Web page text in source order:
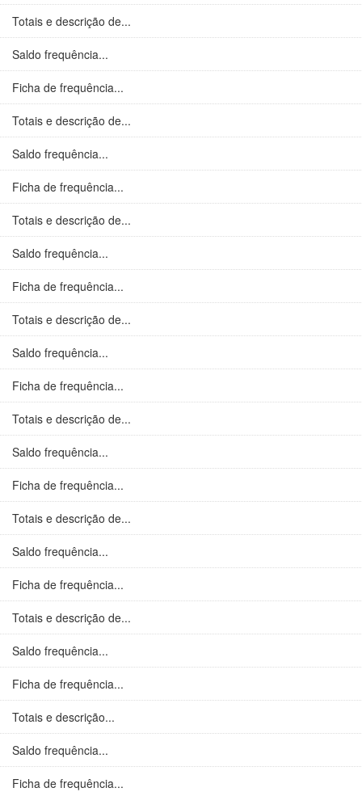
Totais e descrição de...
Saldo frequência...
Ficha de frequência...
Totais e descrição de...
Saldo frequência...
Ficha de frequência...
Totais e descrição de...
Saldo frequência...
Ficha de frequência...
Totais e descrição de...
Saldo frequência...
Ficha de frequência...
Totais e descrição de...
Saldo frequência...
Ficha de frequência...
Totais e descrição de...
Saldo frequência...
Ficha de frequência...
Totais e descrição de...
Saldo frequência...
Ficha de frequência...
Totais e descrição...
Saldo frequência...
Ficha de frequência...